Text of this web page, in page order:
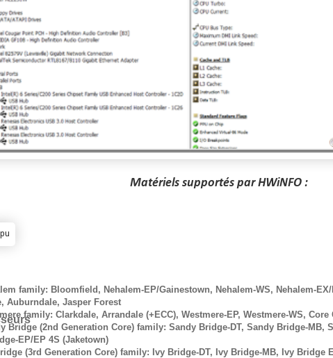
Matériels supportés par HWiNFO :
family: Bloomfield, Nehalem-EP/Gainestown, Nehalem-WS, Nehalem-
Auburndale, Jasper Forest
family: Clarkdale, Arrandale (+ECC), Westmere-EP, Westmere-WS,
Bridge (2nd Generation Core) family: Sandy Bridge-DT, Sandy Bridge-MB,
EP/EP 4S (Jaketown)
(3rd Generation Core) family: Ivy Bridge-DT, Ivy Bridge-MB, Ivy Bridge